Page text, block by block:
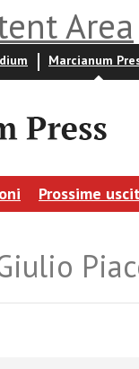
Area
Marcianum
Prossime